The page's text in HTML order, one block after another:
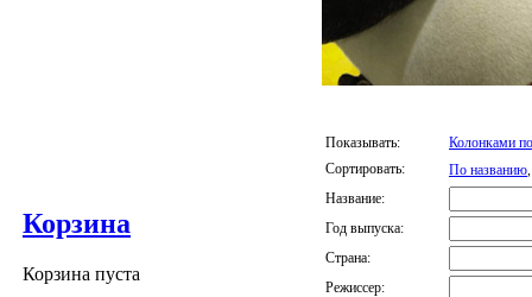
Корзина
Корзина пуста
Показывать:
Колонками
Сортировать:
По названию
Название:
Год выпуска:
Страна:
Режиссер: